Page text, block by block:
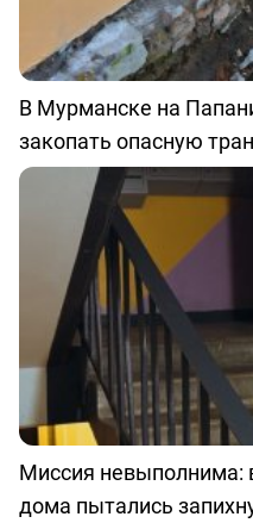
В Мурманске на
закопать опасную
Миссия
дома пытались